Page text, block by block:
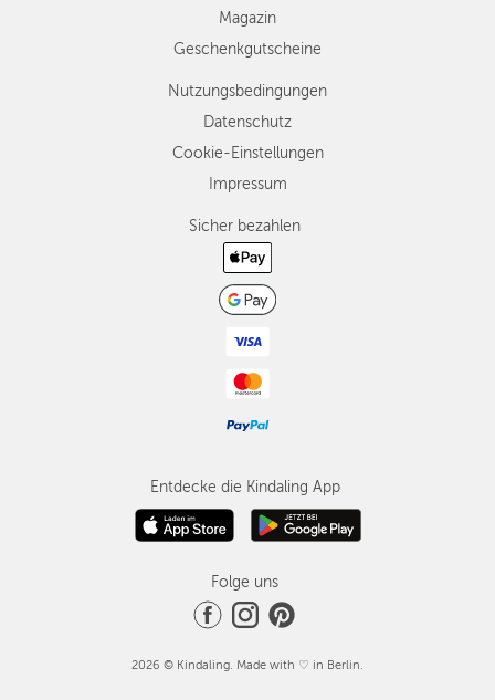
Magazin
Geschenkgutscheine
Nutzungsbedingungen
Datenschutz
Cookie-Einstellungen
Impressum
Sicher bezahlen
Entdecke die Kindaling App
Folge uns
2026 © Kindaling. Made with ♡ in Berlin.